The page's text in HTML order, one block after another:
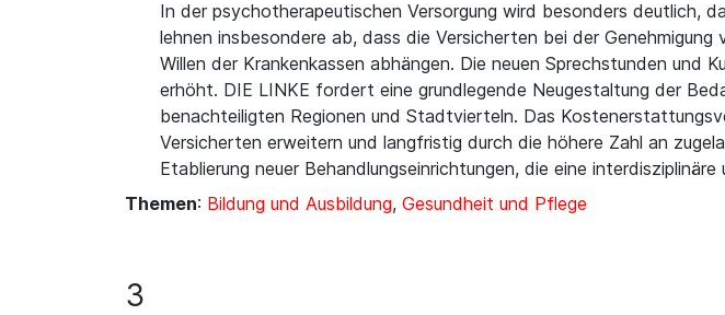
In der psychotherapeutischen Versorgung wird besonders deutlich,
lehnen insbesondere ab, dass die Versicherten bei der
Willen der Krankenkassen abhängen. Die neuen Sprechstunden und
erhöht. DIE LINKE fordert eine grundlegende Neugestaltung der
benachteiligten Regionen und Stadtvierteln. Das
Versicherten erweitern und langfristig durch die höhere Zahl an
Etablierung neuer Behandlungseinrichtungen, die eine
Themen: Bildung und Ausbildung, Gesundheit und Pflege
3